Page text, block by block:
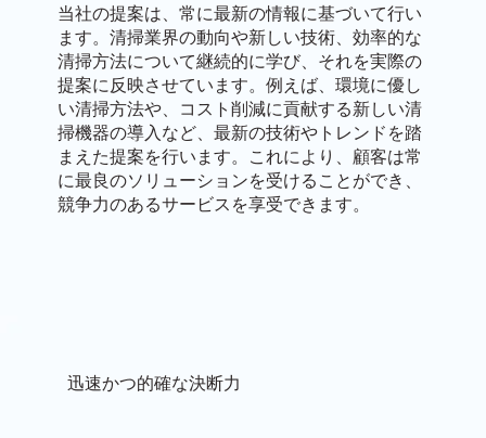
当社の提案は、常に最新の情報に基づいて行い
ます。清掃業界の動向や新しい技術、効率的な
清掃方法について継続的に学び、それを実際の
提案に反映させています。例えば、環境に優し
い清掃方法や、コスト削減に貢献する新しい清
掃機器の導入など、最新の技術やトレンドを踏
まえた提案を行います。これにより、顧客は常
に最良のソリューションを受けることができ、
競争力のあるサービスを享受できます。
迅速かつ的確な決断力